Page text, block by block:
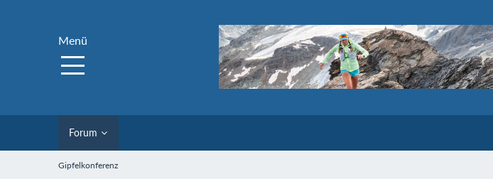
Menü
Forum
Gipfelkonferenz